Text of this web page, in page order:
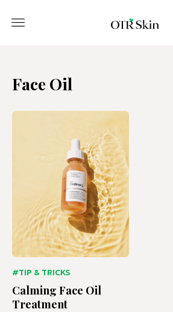
Face Oil
#TIP & TRICKS
Calming Face Oil
Treatment